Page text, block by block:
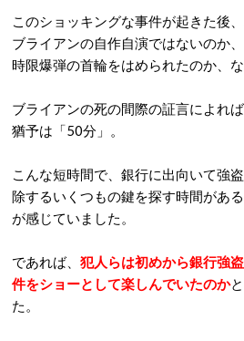
このショッキングな事件が起きた後、
ブライアンの自作自演ではないのか
時限爆弾の首輪をはめられたのか、
ブライアンの死の間際の証言によれ
猶予は「50分」。
こんな短時間で、銀行に出向いて強
除するいくつもの鍵を探す時間があ
が感じていました。
であれば、 犯人らは初めから銀行強
件をショーとして楽しんでいたのか
た。